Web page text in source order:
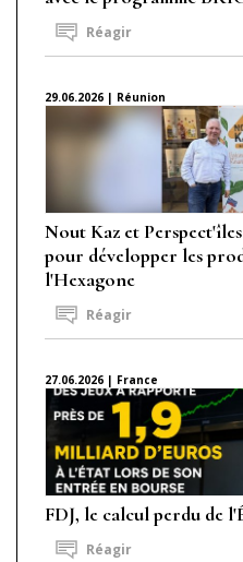
Réagir
29.06.2026 | Réunion
Nout Kaz et
pour développer les
l'Hexagone
Réagir
27.06.2026 | France
FDJ, le calcul perdu de
Réagir